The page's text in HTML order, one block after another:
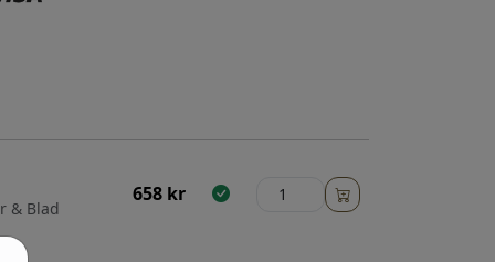
& Blad
658 kr